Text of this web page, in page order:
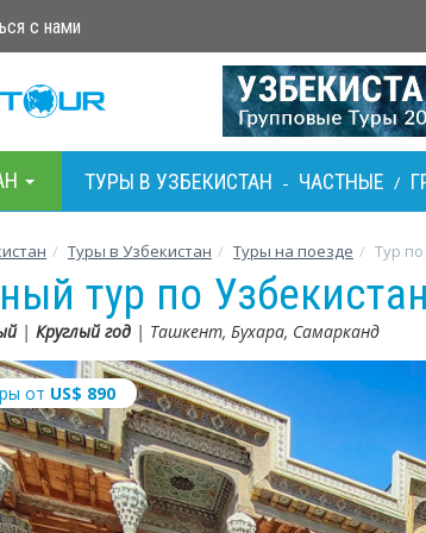
с нами
ТУРЫ В УЗБЕКИСТАН - ЧАСТНЫЕ /
Туры в Узбекистан Туры на поезде Тур
тур по
| Круглый год | Ташкент, Бухара, Самарканд
от US$ 890